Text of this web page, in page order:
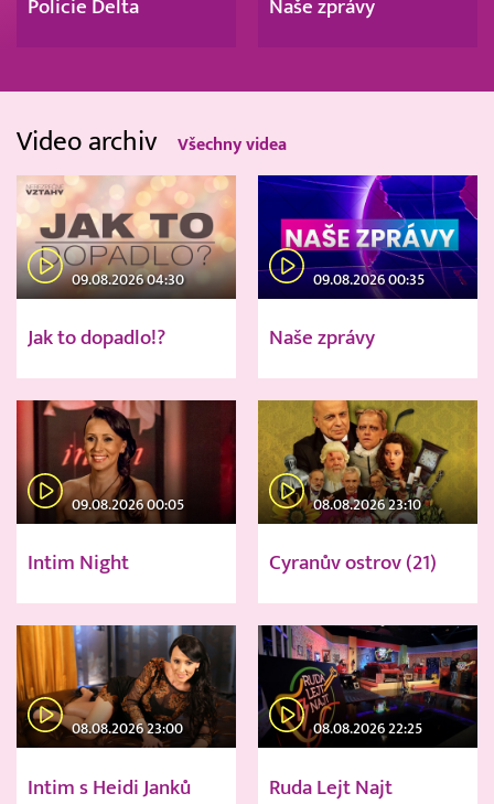
Policie Delta Naše zprávy
Video archiv Všechny videa
09.08.2026 04:30
Jak to dopadlo!?
09.08.2026 00:35
Naše zprávy
09.08.2026 00:05
Intim Night
08.08.2026 23:10
Cyranův ostrov (21)
08.08.2026 23:00
Intim s Heidi Janků
08.08.2026 22:25
Ruda Lejt Najt